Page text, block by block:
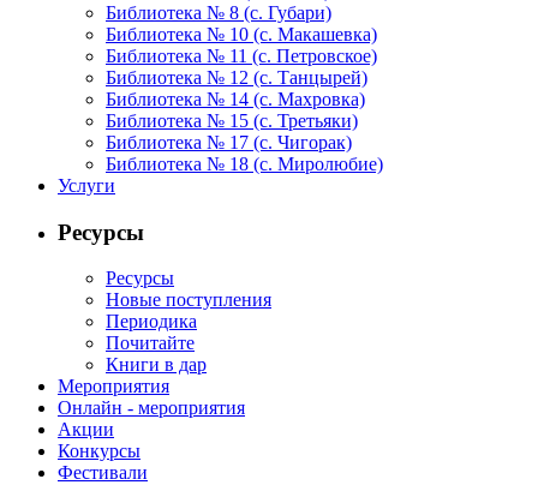
Библиотека № 8 (с. Губари)
Библиотека № 10 (с. Макашевка)
Библиотека № 11 (с. Петровское)
Библиотека № 12 (с. Танцырей)
Библиотека № 14 (с. Махровка)
Библиотека № 15 (с. Третьяки)
Библиотека № 17 (с. Чигорак)
Библиотека № 18 (с. Миролюбие)
Услуги
Ресурсы
Ресурсы
Новые поступления
Периодика
Почитайте
Книги в дар
Мероприятия
Онлайн - мероприятия
Акции
Конкурсы
Фестивали